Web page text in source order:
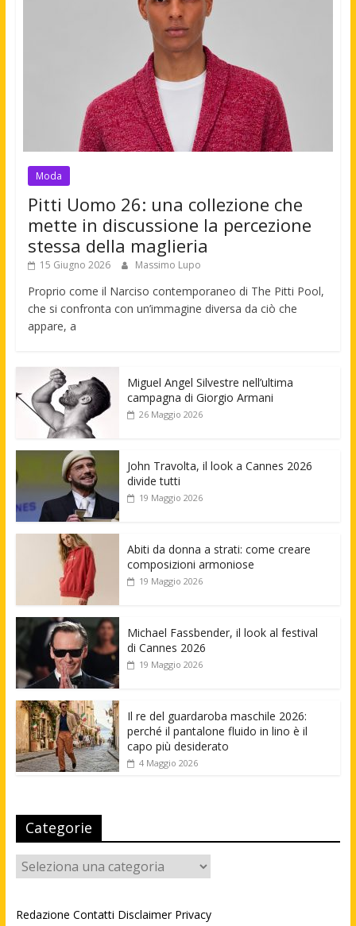
Moda
Pitti Uomo 26: una collezione che
mette in discussione la percezione
stessa della maglieria
15 Giugno 2026 Massimo Lupo
Proprio come il Narciso contemporaneo di The Pitti Pool,
che si confronta con un’immagine diversa da ciò che
appare, a
Miguel Angel Silvestre nell’ultima
campagna di Giorgio Armani
26 Maggio 2026
John Travolta, il look a Cannes 2026
divide tutti
19 Maggio 2026
Abiti da donna a strati: come creare
composizioni armoniose
19 Maggio 2026
Michael Fassbender, il look al festival
di Cannes 2026
19 Maggio 2026
Il re del guardaroba maschile 2026:
perché il pantalone fluido in lino è il
capo più desiderato
4 Maggio 2026
Categorie
Categorie
Redazione Contatti Disclaimer Privacy